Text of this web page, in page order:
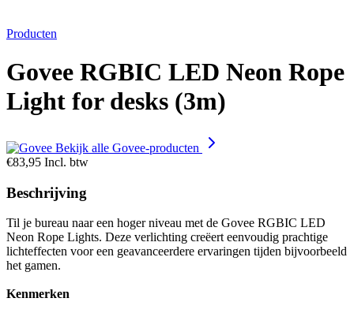
Producten
Govee RGBIC LED Neon Rope
Light for desks (3m)
Bekijk alle Govee-producten
€83,95 Incl. btw
Beschrijving
Til je bureau naar een hoger niveau met de Govee RGBIC LED
Neon Rope Lights. Deze verlichting creëert eenvoudig prachtige
lichteffecten voor een geavanceerdere ervaringen tijden bijvoorbeeld
het gamen.
Kenmerken